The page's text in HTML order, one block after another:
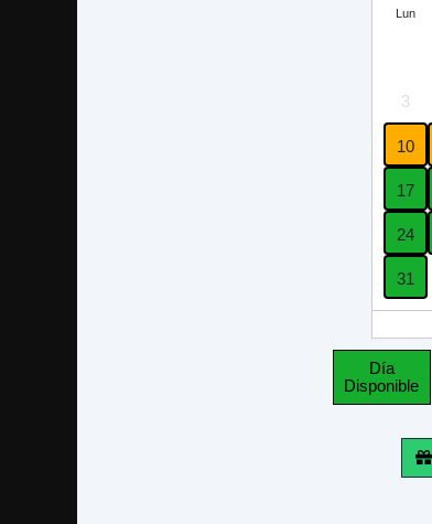
Lun
3
10
17
24
31
Día
Disponible